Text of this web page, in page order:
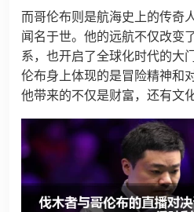
而哥伦布则是航海史上的传奇
闻名于世。他的远航不仅改变
系，也开启了全球化时代的大
伦布身上体现的是冒险精神和
他带来的不仅是财富，还有文